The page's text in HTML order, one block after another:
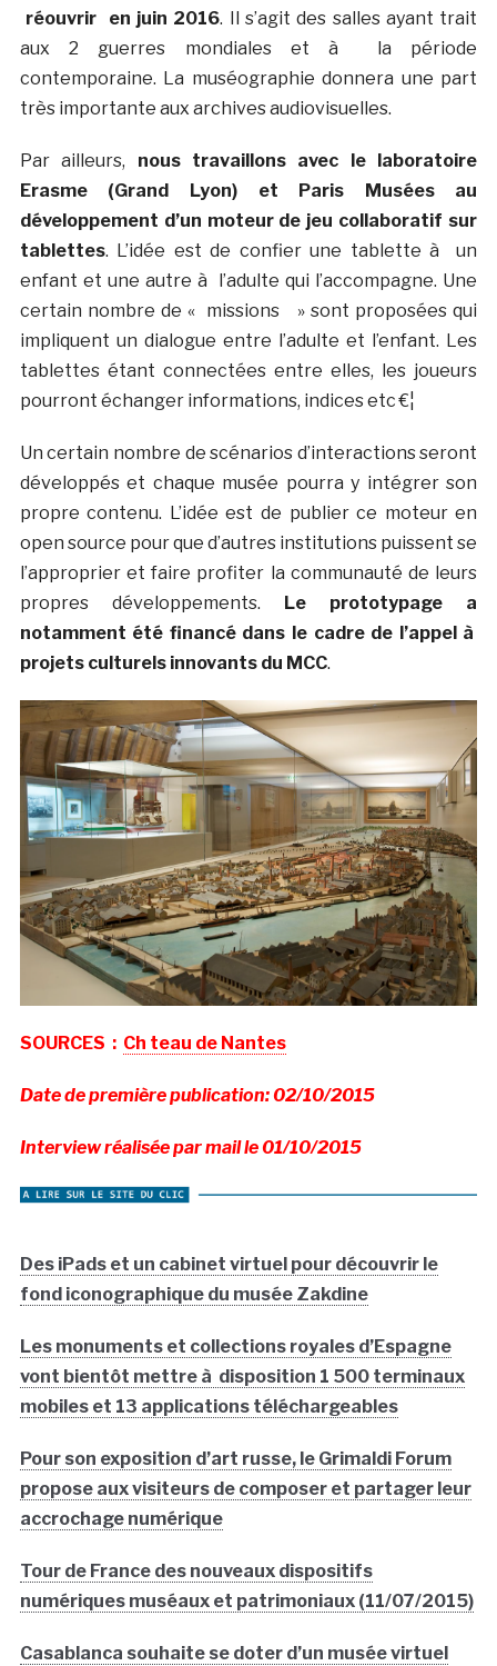
réouvrir en juin 2016. Il s’agit des salles ayant trait
aux 2 guerres mondiales et à la période
contemporaine. La muséographie donnera une part
très importante aux archives audiovisuelles.
Par ailleurs, nous travaillons avec le laboratoire
Erasme (Grand Lyon) et Paris Musées au
développement d’un moteur de jeu collaboratif sur
tablettes. L’idée est de confier une tablette à un
enfant et une autre à l’adulte qui l’accompagne. Une
certain nombre de « missions » sont proposées qui
impliquent un dialogue entre l’adulte et l’enfant. Les
tablettes étant connectées entre elles, les joueurs
pourront échanger informations, indices etc €¦
Un certain nombre de scénarios d’interactions seront
développés et chaque musée pourra y intégrer son
propre contenu. L’idée est de publier ce moteur en
open source pour que d’autres institutions puissent se
l’approprier et faire profiter la communauté de leurs
propres développements.
Le prototypage a
notamment été financé dans le cadre de l’appel à
projets culturels innovants du MCC.
SOURCES : Ch teau de Nantes
Date de première publication: 02/10/2015
Interview réalisée par mail le 01/10/2015
Des iPads et un cabinet virtuel pour découvrir le
fond iconographique du musée Zakdine
Les monuments et collections royales d’Espagne
vont bientôt mettre à disposition 1 500 terminaux
mobiles et 13 applications téléchargeables
Pour son exposition d’art russe, le Grimaldi Forum
propose aux visiteurs de composer et partager leur
accrochage numérique
Tour de France des nouveaux dispositifs
numériques muséaux et patrimoniaux (11/07/2015)
Casablanca souhaite se doter d’un musée virtuel